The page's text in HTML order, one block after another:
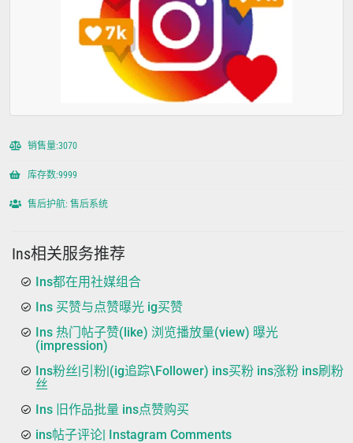
销售量:3070
库存数:9999
售后护航: 售后系统
Ins相关服务推荐
Ins都在用社媒组合
Ins 买赞与点赞曝光 ig买赞
Ins 热门帖子赞(like) 浏览播放量(view) 曝光
(impression)
Ins粉丝|引粉|(ig追踪\Follower) ins买粉 ins涨粉 ins刷粉
丝
Ins 旧作品批量 ins点赞购买
ins帖子评论| Instagram Comments